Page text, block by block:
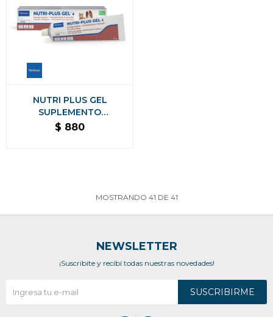
NUTRI PLUS GEL
SUPLEMENTO
ENERGETICO PERROS Y
$ 880
MOSTRANDO 41 DE 41
NEWSLETTER
¡Suscribite y recibí todas nuestras novedades!
SUSCRIBIRME